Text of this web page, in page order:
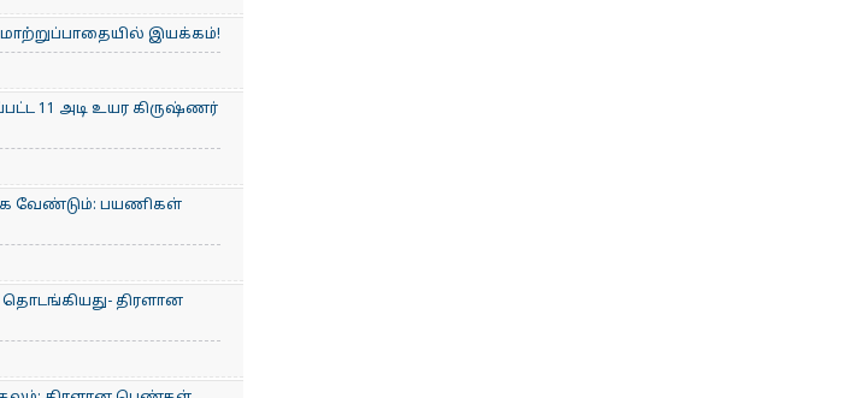
மாற்றுப்பாதையில் இயக்கம்!
11 அடி உயர கிருஷ்ணர்
வேண்டும்: பயணிகள்
திரளான